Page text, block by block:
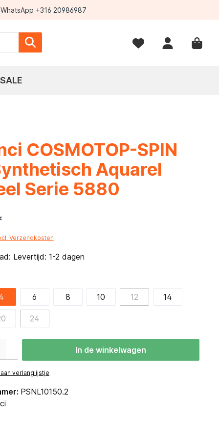
WhatsApp +316 20986987
SALE
COSMOTOP-SPIN
Aquarel
Serie 5880
Verzendkosten
Levertijd: 1-2 dagen
6 8 10 12 14
24
In de winkelwagen
verlanglijstje
PSNL10150.2